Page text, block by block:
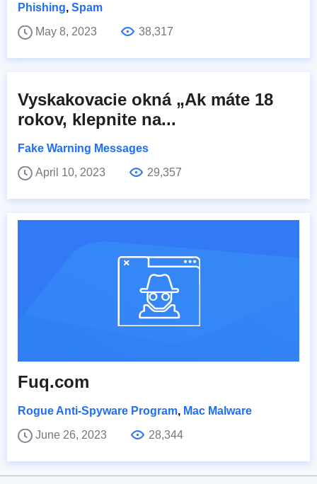
Phishing, Spam
May 8, 2023
38,317
Vyskakovacie okná „Ak máte 18
rokov, klepnite na...
Fake Warning Messages
April 10, 2023
29,357
Fuq.com
Rogue Anti-Spyware Program, Mac Malware
June 26, 2023
28,344